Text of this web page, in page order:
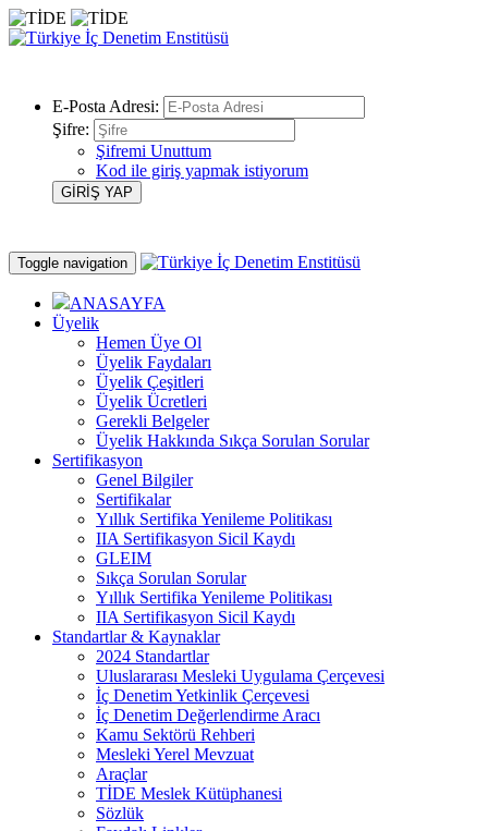
E-Posta Adresi:
Şifre:
Şifremi Unuttum
Kod ile giriş yapmak istiyorum
Toggle navigation
ANASAYFA
Üyelik
Hemen Üye Ol
Üyelik Faydaları
Üyelik Çeşitleri
Üyelik Ücretleri
Gerekli Belgeler
Üyelik Hakkında Sıkça Sorulan Sorular
Sertifikasyon
Genel Bilgiler
Sertifikalar
Yıllık Sertifika Yenileme Politikası
IIA Sertifikasyon Sicil Kaydı
GLEIM
Sıkça Sorulan Sorular
Yıllık Sertifika Yenileme Politikası
IIA Sertifikasyon Sicil Kaydı
Standartlar & Kaynaklar
2024 Standartlar
Uluslararası Mesleki Uygulama Çerçevesi
İç Denetim Yetkinlik Çerçevesi
İç Denetim Değerlendirme Aracı
Kamu Sektörü Rehberi
Mesleki Yerel Mevzuat
Araçlar
TİDE Meslek Kütüphanesi
Sözlük